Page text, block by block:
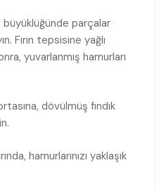
parçalar
Fırın tepsisine yağlı
yuvarlanmış hamurları
dövülmüş fındık
hamurlarınızı yaklaşık